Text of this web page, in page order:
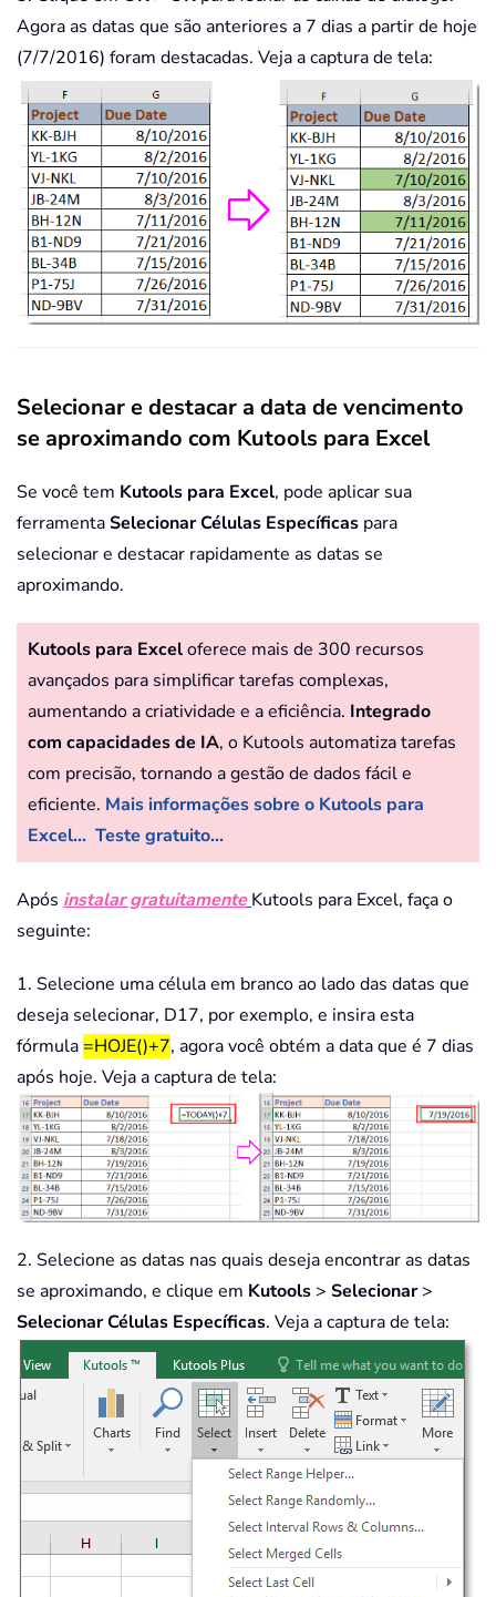
Agora as datas que são anteriores a 7 dias a partir de hoje
(7/7/2016) foram destacadas. Veja a captura de tela:
Selecionar e destacar a data de vencimento
se aproximando com Kutools para Excel
Se você tem Kutools para Excel, pode aplicar sua
ferramentaSelecionar Células Específicas para
selecionar e destacar rapidamente as datas se
aproximando.
Kutools para Exceloferece mais de 300 recursos
avançados para simplificar tarefas complexas,
aumentando a criatividade e a eficiência. Integrado
com capacidades de IA, o Kutools automatiza tarefas
com precisão, tornando a gestão de dados fácil e
eficiente. Mais informações sobre o Kutools para
Excel... Teste gratuito...
Após instalar gratuitamente Kutools para Excel, faça o
seguinte:
1. Selecione uma célula em branco ao lado das datas que
deseja selecionar, D17, por exemplo, e insira esta
fórmula =HOJE()+7, agora você obtém a data que é 7 dias
após hoje. Veja a captura de tela:
2. Selecione as datas nas quais deseja encontrar as datas
se aproximando, e clique em Kutools > Selecionar>
Selecionar Células Específicas. Veja a captura de tela: